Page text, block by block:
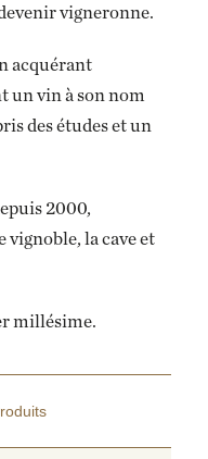
vigneronne.
acquérant
un vin à son nom
des études et un
2000,
vignoble, la cave et
millésime.
DÈS QUE